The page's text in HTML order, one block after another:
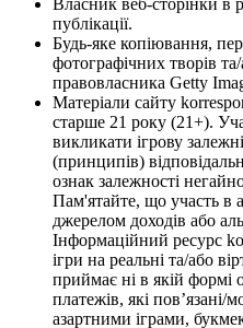
публікації.
Будь-яке копіювання,
фотографічних творів та/
правовласника Getty
Матеріали сайту
старше 21 року (21+).
викликати ігрову
(принципів)
ознак залежності
Пам'ятайте, що участь в
джерелом доходів або
Інформаційний ресурс
ігри на реальні та/або
приймає ні в якій формі
платежів, які пов’язані/
азартними іграми,